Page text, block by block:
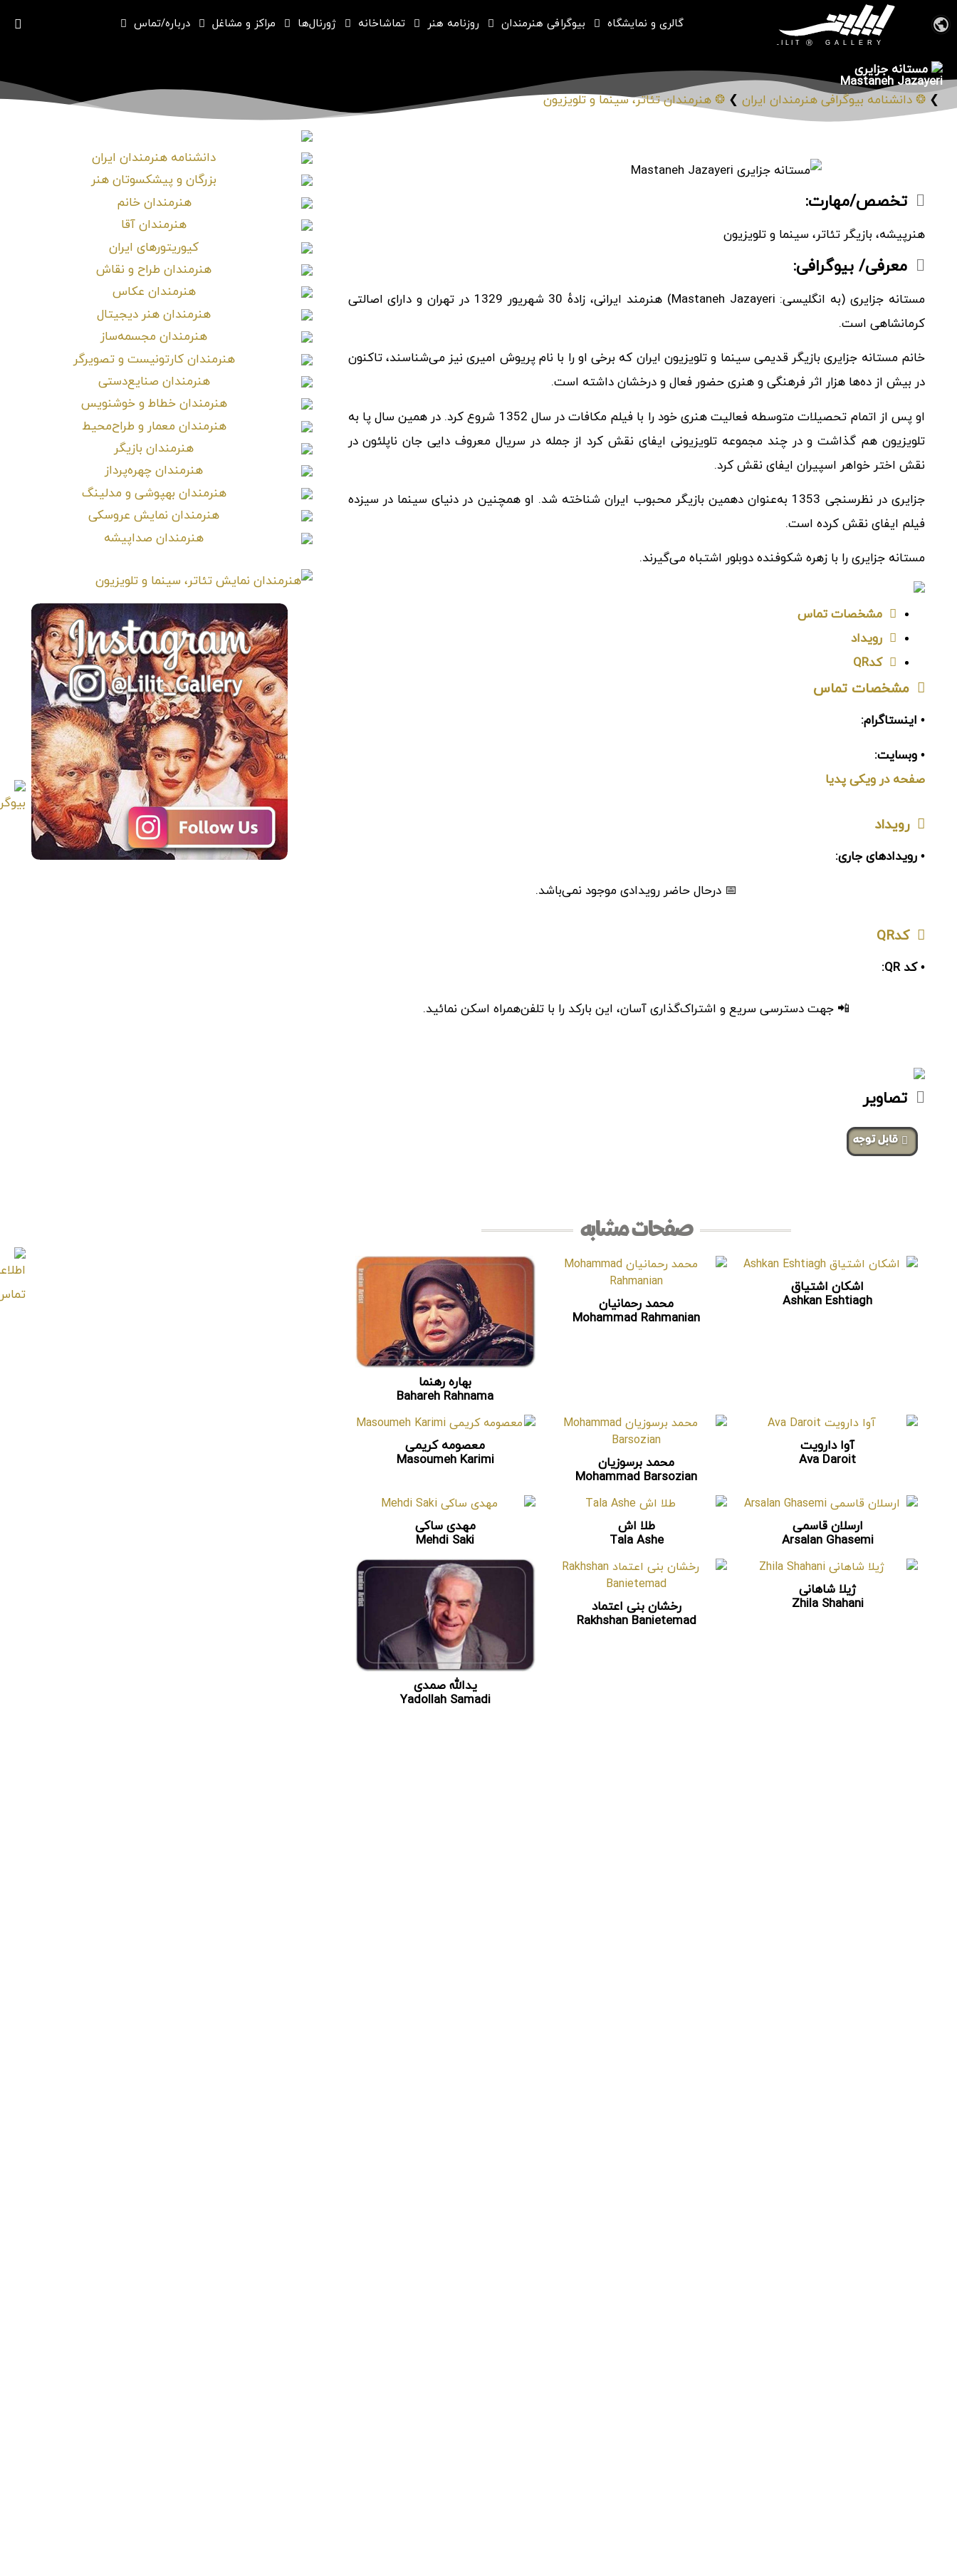
گالری و نمایشگاه بیوگرافی هنرمندان روزنامه هنر تماشاخانه ژورنال‌ها مراکز و مشاغل درباره/تماس
مستانه جزایری
Mastaneh Jazayeri
❯ ❂ دانشنامه بیوگرافی هنرمندان ایران ❯ ❂ هنرمندان تئاتر، سینما و تلویزیون
تخصص/مهارت:
هنرپیشه، بازیگر تئاتر، سینما و تلویزیون
معرفی/ بیوگرافی:
مستانه جزایری (به انگلیسی: Mastaneh Jazayeri) هنرمند ایرانی، زادهٔ 30 شهریور 1329 در تهران و دارای اصالتی
کرمانشاهی است.
خانم مستانه جزایری بازیگر قدیمی سینما و تلویزیون ایران که برخی او را با نام پریوش امیری نیز می‌شناسند، تاکنون
در بیش از ده‌ها هزار اثر فرهنگی و هنری حضور فعال و درخشان داشته است.
او پس از اتمام تحصیلات متوسطه فعالیت هنری خود را با فیلم مکافات در سال 1352 شروع کرد. در همین سال پا به
تلویزیون هم گذاشت و در چند مجموعه تلویزیونی ایفای نقش کرد از جمله در سریال معروف دایی جان ناپلئون در
نقش اختر خواهر اسپیران ایفای نقش کرد.
جزایری در نظرسنجی 1353 به‌عنوان دهمین بازیگر محبوب ایران شناخته شد. او همچنین در دنیای سینما در سیزده
فیلم ایفای نقش کرده است.
مستانه جزایری را با زهره شکوفنده دوبلور اشتباه می‌گیرند.
مشخصات تماس
رویداد
کدQR
مشخصات تماس
• اینستاگرام:
• وبسایت:
صفحه در ویکی پدیا
رویداد
• رویدادهای جاری:
📅 درحال حاضر رویدادی موجود نمی‌باشد.
کدQR
• کد QR:
📲 جهت دسترسی سریع و اشتراک‌گذاری آسان، این بارکد را با تلفن‌همراه اسکن نمائید.
تصاویر
‌قابل توجه
صفحات مشابه
اشکان اشتیاق
Ashkan Eshtiagh
محمد رحمانیان
Mohammad Rahmanian
بهاره رهنما
Bahareh Rahnama
آوا دارویت
Ava Daroit
محمد برسوزیان
Mohammad Barsozian
معصومه کریمی
Masoumeh Karimi
ارسلان قاسمی
Arsalan Ghasemi
طلا اش
Tala Ashe
مهدی ساکی
Mehdi Saki
ژیلا شاهانی
Zhila Shahani
رخشان بنی اعتماد
Rakhshan Banietemad
یدالله صمدی
Yadollah Samadi